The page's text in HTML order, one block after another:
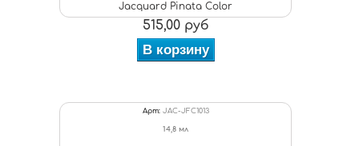
Jacquard Pinata Color
515,00 руб
В корзину
Арт: JAC-JFC1013
14,8 мл